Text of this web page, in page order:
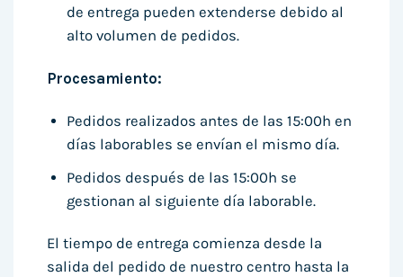
de entrega pueden extenderse debido al
alto volumen de pedidos.
Procesamiento:
Pedidos realizados antes de las 15:00h en
días laborables se envían el mismo día.
Pedidos después de las 15:00h se
gestionan al siguiente día laborable.
El tiempo de entrega comienza desde la
salida del pedido de nuestro centro hasta la